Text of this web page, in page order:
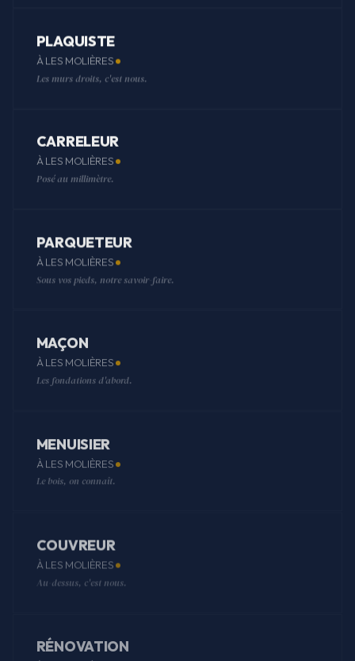
PLAQUISTE
À LES MOLIÈRES
Les murs droits, c'est nous.
CARRELEUR
À LES MOLIÈRES
Posé au millimètre.
PARQUETEUR
À LES MOLIÈRES
Sous vos pieds, notre savoir-faire.
MAÇON
À LES MOLIÈRES
Les fondations d'abord.
MENUISIER
À LES MOLIÈRES
Le bois, on connaît.
COUVREUR
À LES MOLIÈRES
Au-dessus, c'est nous.
RÉNOVATION